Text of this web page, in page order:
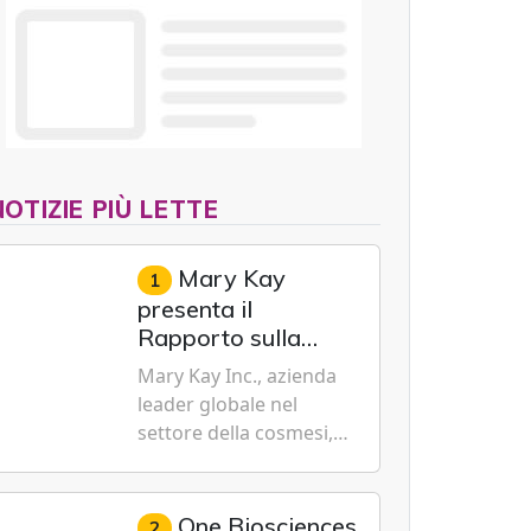
PIÙ LETTE
1 Mary Kay
presenta il
Rapporto sulla
sostenibilità 2026,
evidenziando i
progressi
realizzati a livello
globale nelle sfere
Mary Kay Inc., azienda
leader globale nel
settore della cosmesi,
sostenibilità e
dell'emancipazione